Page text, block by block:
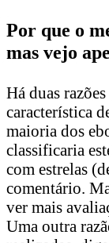
Por que o
mas vejo
Há duas
característica
maioria dos
classificaria
com estrelas
comentário.
ver mais
Uma outra